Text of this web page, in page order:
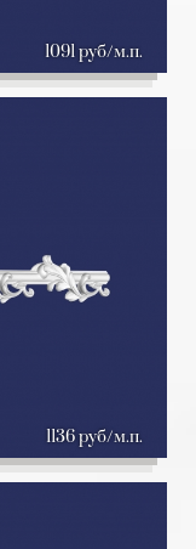
1091 руб/м.п.
1136 руб/м.п.